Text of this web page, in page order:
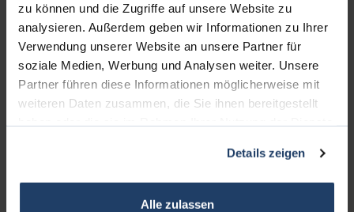
zu können und die Zugriffe auf unsere Website zu
analysieren. Außerdem geben wir Informationen zu Ihrer
Verwendung unserer Website an unsere Partner für
soziale Medien, Werbung und Analysen weiter. Unsere
Partner führen diese Informationen möglicherweise mit
weiteren Daten zusammen, die Sie ihnen bereitgestellt
Details zeigen
Alle zulassen
Büro Münster bei Dieburg:
Telefon: 06071 - 391 99 77
Büro Messel:
Telefon: 06159 - 71 69 61